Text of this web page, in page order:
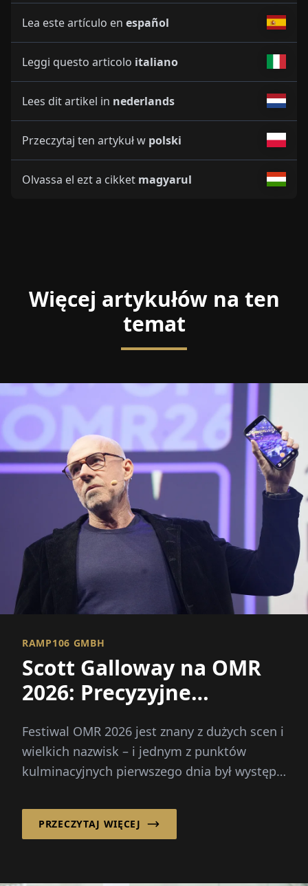
Lea este artículo en español
Leggi questo articolo italiano
Lees dit artikel in nederlands
Przeczytaj ten artykuł w polski
Olvassa el ezt a cikket magyarul
Więcej artykułów na ten
temat
RAMP106 GMBH
Scott Galloway na OMR
2026: Precyzyjne
rozmowa
Festiwal OMR 2026 jest znany z dużych scen i
wielkich nazwisk – i jednym z punktów
kulminacyjnych pierwszego dnia był występ
PRZECZYTAJ WIĘCEJ